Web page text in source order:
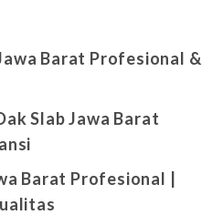
Barat Profesional &
Slab Jawa Barat
Barat Profesional |